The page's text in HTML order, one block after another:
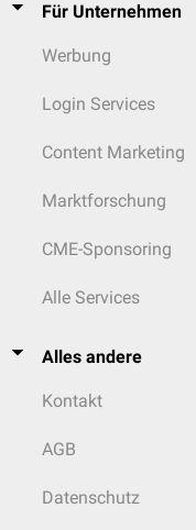
Für Unternehmen
Werbung
Login Services
Content Marketing
Marktforschung
CME-Sponsoring
Alle Services
Alles andere
Kontakt
AGB
Datenschutz